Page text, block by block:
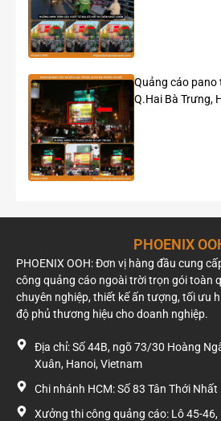
Quảng cáo pano
Q.Hai Bà Trưng,
PHOENIX
PHOENIX OOH: Đơn vị hàng đầu cung
công quảng cáo ngoài trời trọn gói toàn
chuyên nghiệp, thiết kế ấn tượng, tối ưu
độ phủ thương hiệu cho doanh nghiệp.
Địa chỉ: Số 44B, ngõ 73/30 Hoàng
Xuân, Hanoi, Vietnam
Chi nhánh HCM: Số 83 Tân Thới Nhất
Xưởng thi công quảng cáo: Lô 45-46,